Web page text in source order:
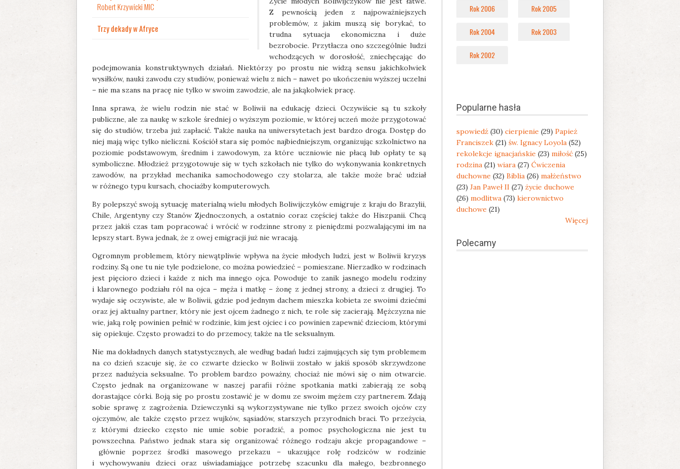
Robert Krzywicki MIC
Trzy dekady w Afryce
Z pewnością jeden z najpoważniejszych
problemów, z jakim muszą się borykać, to
trudna sytuacja ekonomiczna i duże
bezrobocie. Przytłacza ono szczególnie ludzi
wchodzących w dorosłość, zniechęcając do
podejmowania konstruktywnych działań. Niektórzy po prostu nie widzą sensu jakichkolwiek
wysiłków, nauki zawodu czy studiów, ponieważ wielu z nich – nawet po ukończeniu wyższej uczelni
– nie ma szans na pracę nie tylko w swoim zawodzie, ale na jakąkolwiek pracę.
Inna sprawa, że wielu rodzin nie stać w Boliwii na edukację dzieci. Oczywiście są tu szkoły
publiczne, ale za naukę w szkole średniej o wyższym poziomie, w której uczeń może przygotować
się do studiów, trzeba już zapłacić. Także nauka na uniwersytetach jest bardzo droga. Dostęp do
niej mają więc tylko nieliczni. Kościół stara się pomóc najbiedniejszym, organizując szkolnictwo na
poziomie podstawowym, średnim i zawodowym, za które uczniowie nie płacą lub opłaty te są
symboliczne. Młodzież przygotowuje się w tych szkołach nie tylko do wykonywania konkretnych
zawodów, na przykład mechanika samochodowego czy stolarza, ale także może brać udział
w różnego typu kursach, chociażby komputerowych.
By polepszyć swoją sytuację materialną wielu młodych Boliwijczyków emigruje z kraju do Brazylii,
Chile, Argentyny czy Stanów Zjednoczonych, a ostatnio coraz częściej także do Hiszpanii. Chcą
przez jakiś czas tam popracować i wrócić w rodzinne strony z pieniędzmi pozwalającymi im na
lepszy start. Bywa jednak, że z owej emigracji już nie wracają.
Ogromnym problemem, który niewątpliwie wpływa na życie młodych ludzi, jest w Boliwii kryzys
rodziny. Są one tu nie tyle podzielone, co można powiedzieć – pomieszane. Nierzadko w rodzinach
jest pięcioro dzieci i każde z nich ma innego ojca. Powoduje to zanik jasnego modelu rodziny
i klarownego podziału ról na ojca – męża i matkę – żonę z jednej strony, a dzieci z drugiej. To
wydaje się oczywiste, ale w Boliwii, gdzie pod jednym dachem mieszka kobieta ze swoimi dziećmi
oraz jej aktualny partner, który nie jest ojcem żadnego z nich, te role się zacierają. Mężczyzna nie
wie, jaką rolę powinien pełnić w rodzinie, kim jest ojciec i co powinien zapewnić dzieciom, którymi
się opiekuje. Często prowadzi to do przemocy, także na tle seksualnym.
Nie ma dokładnych danych statystycznych, ale według badań ludzi zajmujących się tym problemem
na co dzień szacuje się, że co czwarte dziecko w Boliwii zostało w jakiś sposób skrzywdzone
przez nadużycia seksualne. To problem bardzo poważny, chociaż nie mówi się o nim otwarcie.
Często jednak na organizowane w naszej parafii różne spotkania matki zabierają ze sobą
dorastające córki. Boją się po prostu zostawić je w domu ze swoim mężem czy partnerem. Zdają
sobie sprawę z zagrożenia. Dziewczynki są wykorzystywane nie tylko przez swoich ojców czy
ojczymów, ale także często przez wujków, sąsiadów, starszych przyrodnich braci. To przeżycia,
z którymi dziecko często nie umie sobie poradzić, a pomoc psychologiczna nie jest tu
powszechna. Państwo jednak stara się organizować różnego rodzaju akcje propagandowe –
głównie poprzez środki masowego przekazu – ukazujące rolę rodziców w rodzinie
i wychowywaniu dzieci oraz uświadamiające potrzebę szacunku dla małego, bezbronnego
Rok 2006 Rok 2005
Rok 2004 Rok 2003
Rok 2002
Popularne hasła
spowiedź (30) cierpienie (29) Papież
Franciszek (21) św. Ignacy Loyola (52)
rekolekcje ignacjańskie (23) miłość (25)
rodzina (21) wiara (27) Ćwiczenia
duchowne (32) Biblia (26) małżeństwo
(23) Jan Paweł II (27) życie duchowe
(26) modlitwa (73) kierownictwo
duchowe (21)
Więcej
Polecamy